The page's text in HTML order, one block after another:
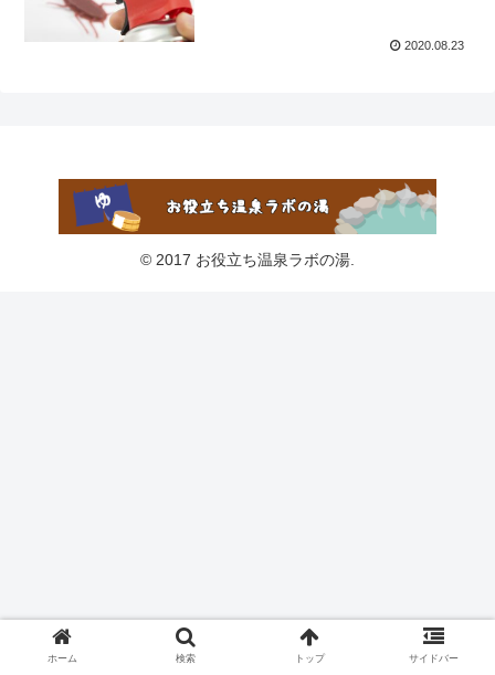
2020.08.23
© 2017 お役立ち温泉ラボの湯.
ホーム 検索 トップ サイドバー